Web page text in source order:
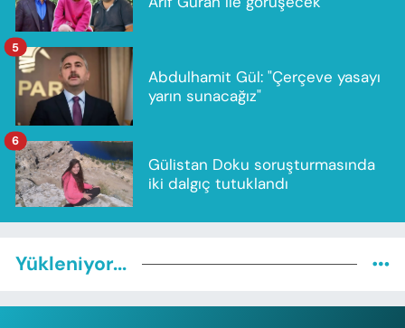
Abdulhamit Gül: "Çerçeve yasayı
yarın sunacağız"
5
Gülistan Doku soruşturmasında
iki dalgıç tutuklandı
6
Yükleniyor...